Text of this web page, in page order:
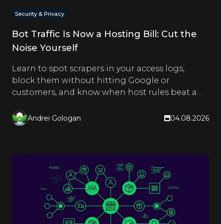
Security & Privacy
Bot Traffic Is Now a Hosting Bill: Cut the
Noise Yourself
Learn to spot scrapers in your access logs,
block them without hitting Google or
customers, and know when host rules beat a
Andrei Gologan 04.08.2026